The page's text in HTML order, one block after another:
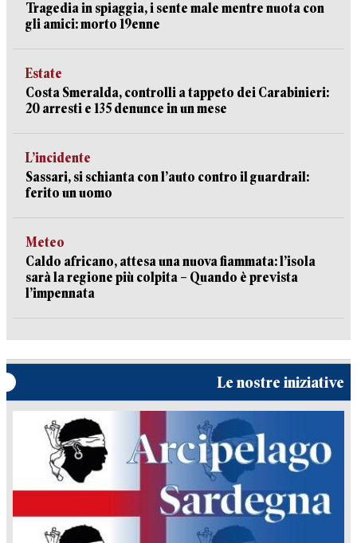
Tragedia in spiaggia, i sente male mentre nuota con
gli amici: morto 19enne
Estate
Costa Smeralda, controlli a tappeto dei Carabinieri:
20 arresti e 135 denunce in un mese
L’incidente
Sassari, si schianta con l’auto contro il guardrail:
ferito un uomo
Meteo
Caldo africano, attesa una nuova fiammata: l’isola
sarà la regione più colpita – Quando è prevista
l’impennata
Le nostre iniziative